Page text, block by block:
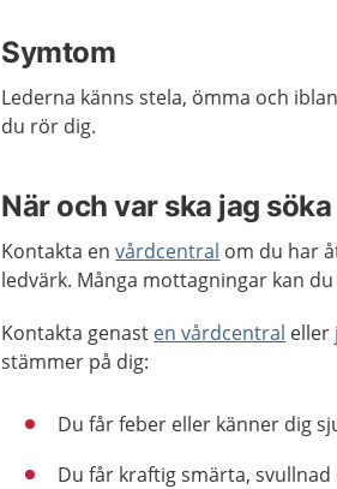
Symtom
Lederna känns stela, ömma och
du rör dig.
När och var ska jag
Kontakta envårdcentral om du har
ledvärk. Många mottagningar kan
Kontakta genast en vårdcentral eller
stämmer på dig:
Du får feber eller känner dig
Du får kraftig smärta,